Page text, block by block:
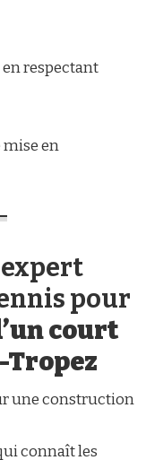
respectant
mise en
expert
pour
court
Tropez
une construction
connaît les